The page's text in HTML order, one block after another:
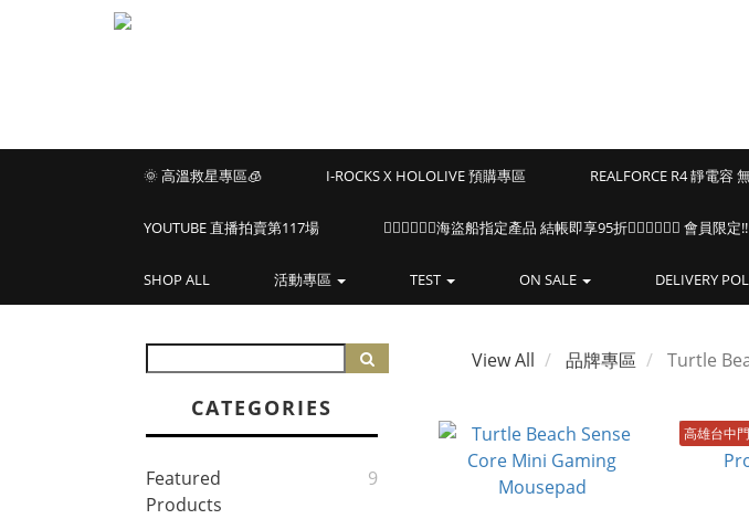
🌞 高溫救星專區🧊 I-ROCKS X HOLOLIVE 預購專區 REALFORCE R4 靜電容
YOUTUBE 直播拍賣第117場 🏴‍☠️🏴‍☠️🏴‍☠️海盜船指定產品 結帳即享95折🏴‍☠️🏴‍☠️🏴‍☠️ 會員限定!!
SHOP ALL 活動專區 TEST ON SALE DELIVERY
CATEGORIES
Featured
Products
9
View All 品牌專區 Turtle
高雄台中